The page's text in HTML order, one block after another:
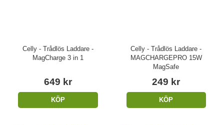
Celly - Trådlös Laddare -
MagCharge 3 in 1
649 kr
KÖP
Celly - Trådlös Laddare -
MAGCHARGEPRO 15W
MagSafe
249 kr
KÖP